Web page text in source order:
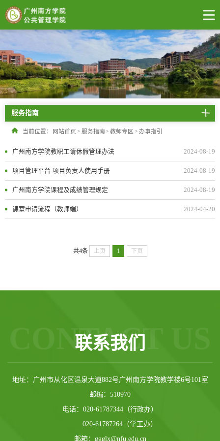
服务指南
当前位置： 网站首页 > 服务指南> 教师专区 > 办事指引
2024-08-19
广州南方学院教职工请休假管理办法
2024-08-19
项目管理平台-项目负责人使用手册
2024-08-19
广州南方学院课程及成绩管理规定
2024-04-20
课室申请流程（教师端）
共4条 上页 1 下页
联系我们
CONTACT US
地址：广州市从化区温泉大道882号广州南方学院教学楼6号101室
邮编：510970
电话：020-61787344（行政办）
020-61787264（学工办）
邮箱：ggglx@nfu.edu.cn